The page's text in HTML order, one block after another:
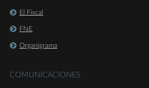
El Fiscal
FNE
Organigrama
COMUNICACIONES